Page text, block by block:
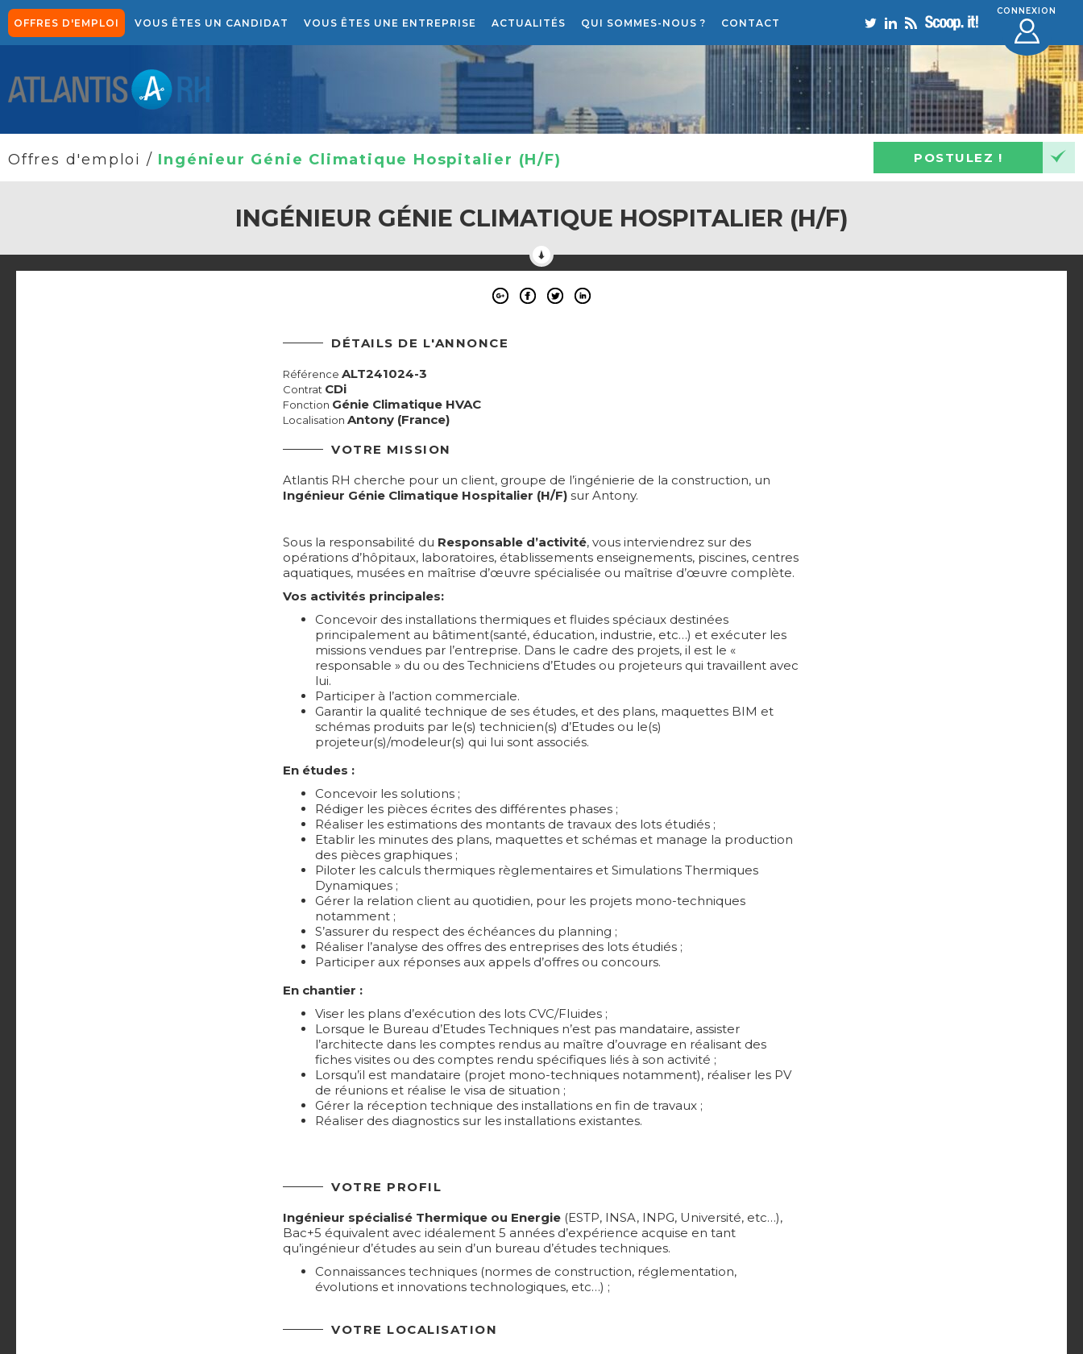
OFFRES D'EMPLOI VOUS ÊTES UN CANDIDAT VOUS ÊTES UNE ENTREPRISE ACTUALITÉS QUI SOMMES-NOUS ? CONTACT
CONNEXION
Offres d'emploi / Ingénieur Génie Climatique Hospitalier (H/F) POSTULEZ !
INGÉNIEUR GÉNIE CLIMATIQUE HOSPITALIER (H/F)
DÉTAILS DE L'ANNONCE
Référence ALT241024-3
Contrat CDi
Fonction Génie Climatique HVAC
Localisation Antony (France)
VOTRE MISSION
Atlantis RH cherche pour un client, groupe de l’ingénierie de la construction, un
Ingénieur Génie Climatique Hospitalier (H/F) sur Antony.
Sous la responsabilité du Responsable d’activité, vous interviendrez sur des
opérations d’hôpitaux, laboratoires, établissements enseignements, piscines, centres
aquatiques, musées en maîtrise d’œuvre spécialisée ou maîtrise d’œuvre complète.
Vos activités principales:
Concevoir des installations thermiques et fluides spéciaux destinées
principalement au bâtiment(santé, éducation, industrie, etc…) et exécuter les
missions vendues par l’entreprise. Dans le cadre des projets, il est le «
responsable » du ou des Techniciens d’Etudes ou projeteurs qui travaillent avec
lui.
Participer à l’action commerciale.
Garantir la qualité technique de ses études, et des plans, maquettes BIM et
schémas produits par le(s) technicien(s) d’Etudes ou le(s)
projeteur(s)/modeleur(s) qui lui sont associés.
En études :
Concevoir les solutions ;
Rédiger les pièces écrites des différentes phases ;
Réaliser les estimations des montants de travaux des lots étudiés ;
Etablir les minutes des plans, maquettes et schémas et manage la production
des pièces graphiques ;
Piloter les calculs thermiques règlementaires et Simulations Thermiques
Dynamiques ;
Gérer la relation client au quotidien, pour les projets mono-techniques
notamment ;
S’assurer du respect des échéances du planning ;
Réaliser l’analyse des offres des entreprises des lots étudiés ;
Participer aux réponses aux appels d’offres ou concours.
En chantier :
Viser les plans d’exécution des lots CVC/Fluides ;
Lorsque le Bureau d’Etudes Techniques n’est pas mandataire, assister
l’architecte dans les comptes rendus au maître d’ouvrage en réalisant des
fiches visites ou des comptes rendu spécifiques liés à son activité ;
Lorsqu’il est mandataire (projet mono-techniques notamment), réaliser les PV
de réunions et réalise le visa de situation ;
Gérer la réception technique des installations en fin de travaux ;
Réaliser des diagnostics sur les installations existantes.
VOTRE PROFIL
Ingénieur spécialisé Thermique ou Energie (ESTP, INSA, INPG, Université, etc…),
Bac+5 équivalent avec idéalement 5 années d’expérience acquise en tant
qu’ingénieur d’études au sein d’un bureau d’études techniques.
Connaissances techniques (normes de construction, réglementation,
évolutions et innovations technologiques, etc…) ;
VOTRE LOCALISATION